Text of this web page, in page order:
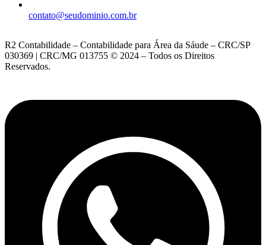
contato@seudominio.com.br
R2 Contabilidade – Contabilidade para Área da Sáude – CRC/SP
030369 | CRC/MG 013755 © 2024 – Todos os Direitos
Reservados.